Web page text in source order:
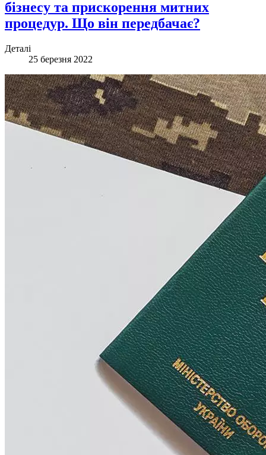
бізнесу та прискорення митних
процедур. Що він передбачає?
Деталі
25 березня 2022